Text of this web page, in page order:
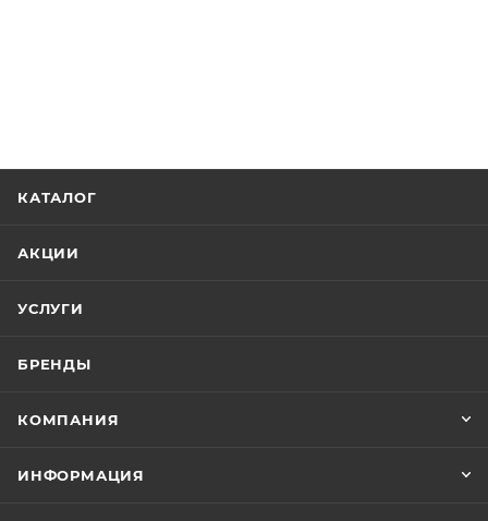
КАТАЛОГ
АКЦИИ
УСЛУГИ
БРЕНДЫ
КОМПАНИЯ
ИНФОРМАЦИЯ